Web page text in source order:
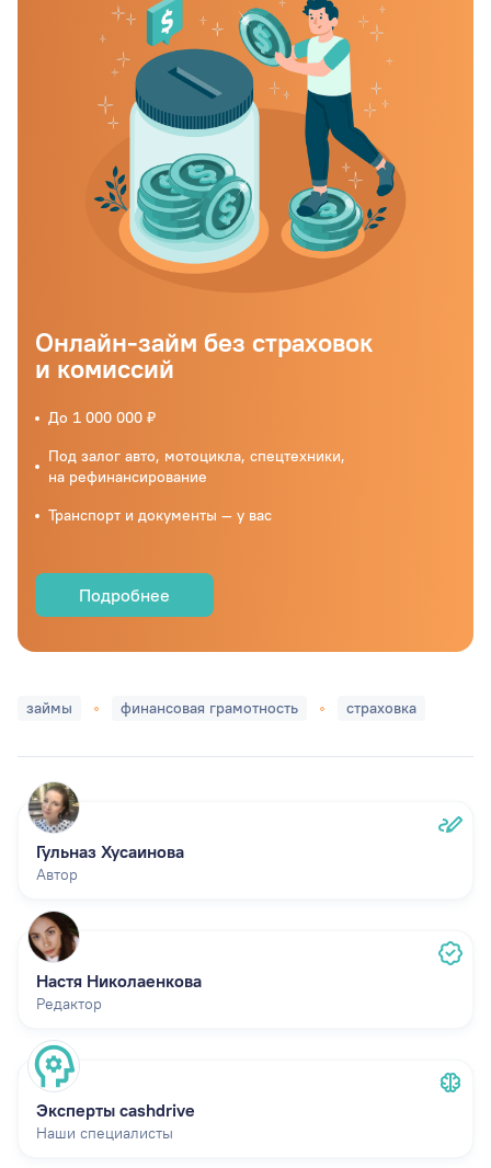
Онлайн-займ без страховок
и комиссий
До 1 000 000 ₽
Под залог авто, мотоцикла, спецтехники,
на рефинансирование
Транспорт и документы — у вас
Подробнее
займы финансовая грамотность страховка
Гульназ Хусаинова
Автор
Настя Николаенкова
Редактор
Эксперты cashdrive
Наши специалисты